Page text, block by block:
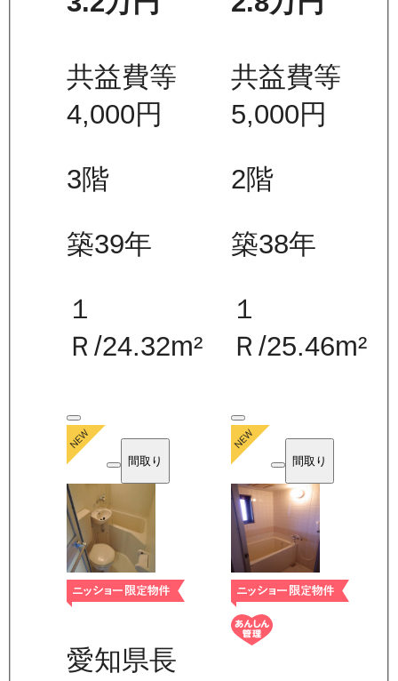
共益費等
4,000円
3階
築39年
１
Ｒ/24.32m²
共益費等
5,000円
2階
築38年
１
Ｒ /25.46m²
間取り
愛知県長
間取り